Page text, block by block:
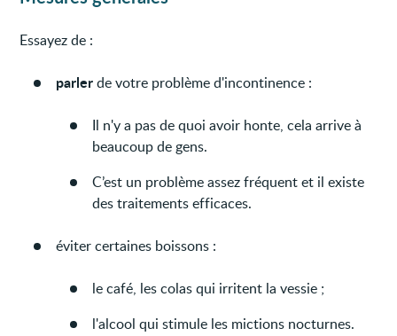
Essayez de :
parlerde votre problème d'incontinence :
Il n'y a pas de quoi avoir honte, cela arrive à
beaucoup de gens.
C’est un problème assez fréquent et il existe
des traitements efficaces.
éviter certaines boissons :
le café, les colas qui irritent la vessie ;
l'alcool qui stimule les mictions nocturnes.